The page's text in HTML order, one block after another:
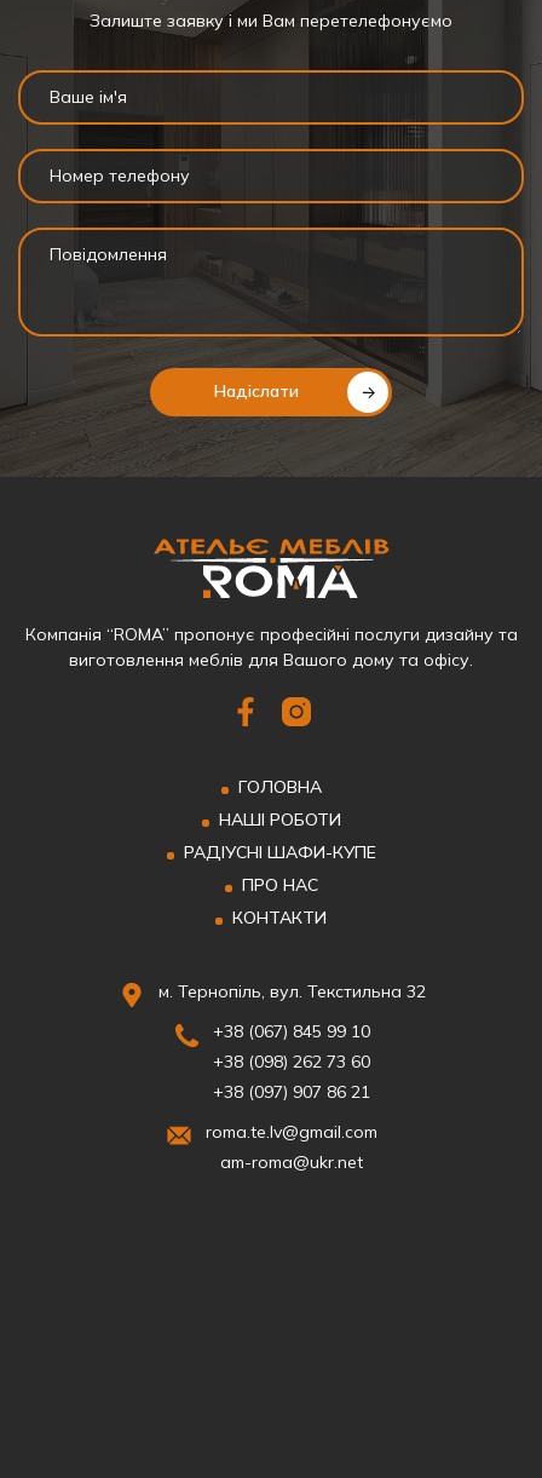
Залиште заявку і ми Вам перетелефонуємо
Надіслати
Компанія “ROMA” пропонує професійні послуги дизайну та
виготовлення меблів для Вашого дому та офісу.
ГОЛОВНА
НАШІ РОБОТИ
РАДІУСНІ ШАФИ-КУПЕ
ПРО НАС
КОНТАКТИ
м. Тернопіль, вул. Текстильна 32
+38 (067) 845 99 10
+38 (098) 262 73 60
+38 (097) 907 86 21
roma.te.lv@gmail.com
am-roma@ukr.net